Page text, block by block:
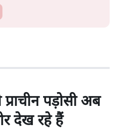
पड़ोसी अब
देख रहे हैं